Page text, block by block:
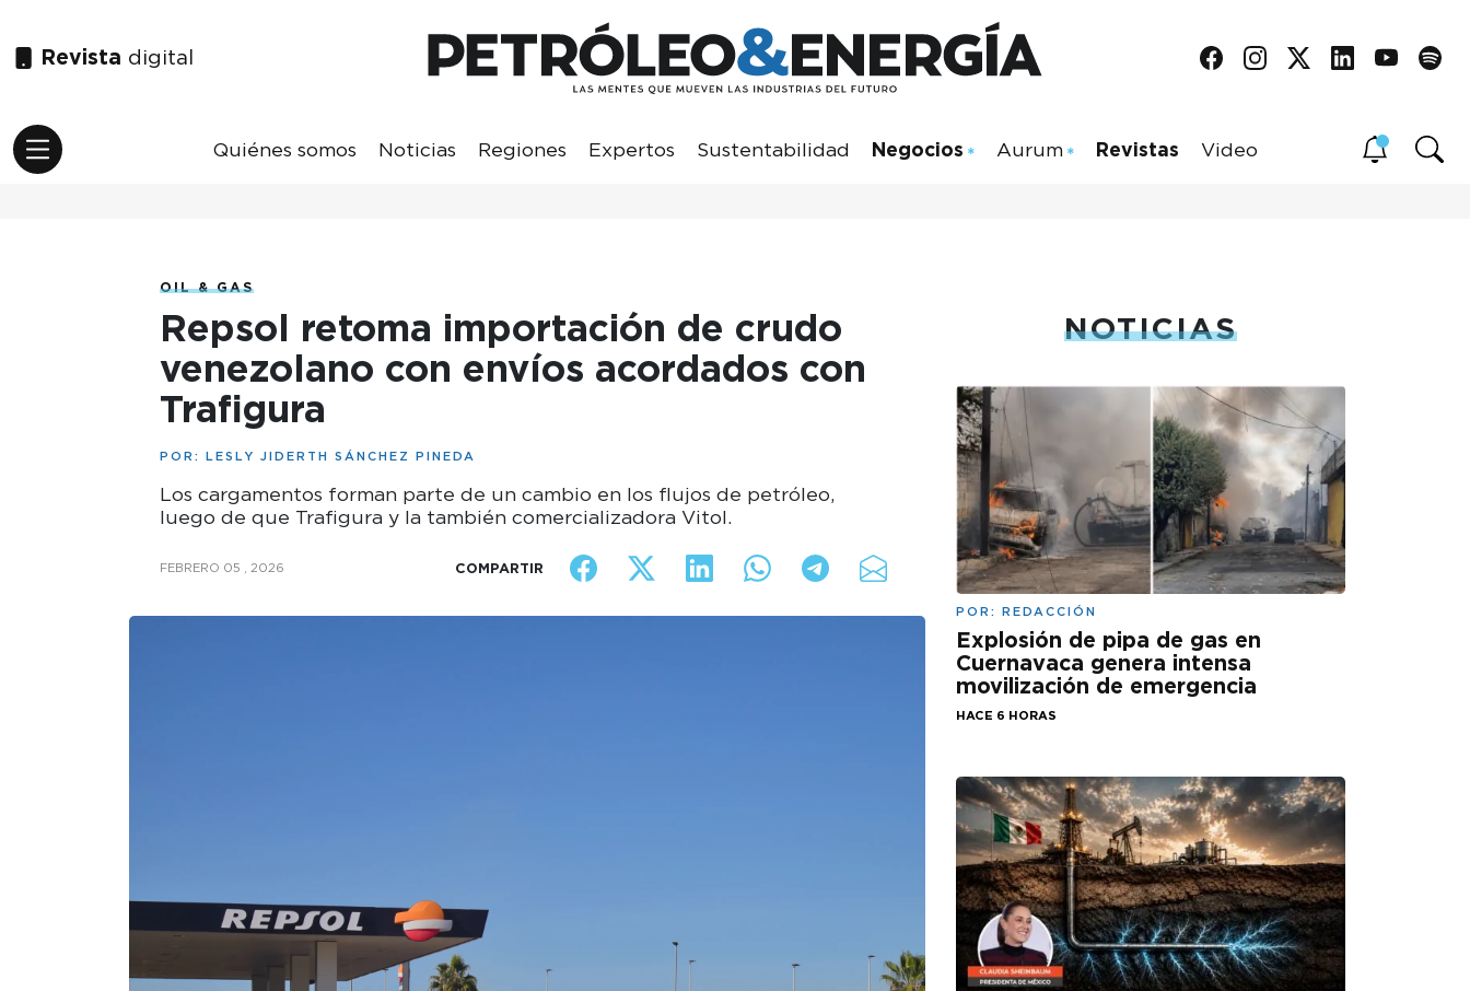
Revista digital
Quiénes somos Noticias Regiones Expertos Sustentabilidad Negocios Aurum Revistas Video
OIL & GAS
Repsol retoma importación de crudo
venezolano con envíos acordados con
Trafigura
POR: LESLY JIDERTH SÁNCHEZ PINEDA
Los cargamentos forman parte de un cambio en los flujos de petróleo,
luego de que Trafigura y la también comercializadora Vitol.
FEBRERO 05 , 2026 COMPARTIR
NOTICIAS
POR: REDACCIÓN
Explosión de pipa de gas en
Cuernavaca genera intensa
movilización de emergencia
HACE 6 HORAS